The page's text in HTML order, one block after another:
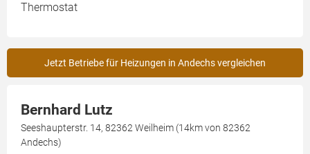
Thermostat
Jetzt Betriebe für Heizungen in Andechs vergleichen
Bernhard Lutz
Seeshaupterstr. 14, 82362 Weilheim (14km von 82362
Andechs)